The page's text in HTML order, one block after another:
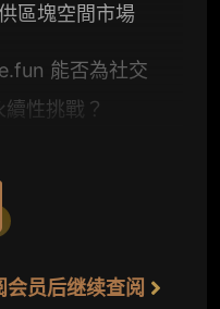
區塊空間市場
能否為社交
性挑戰？
员后继续查阅